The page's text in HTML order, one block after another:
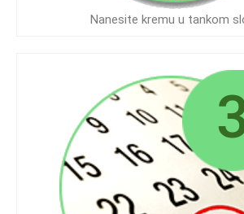
Nanesite kremu u tankom